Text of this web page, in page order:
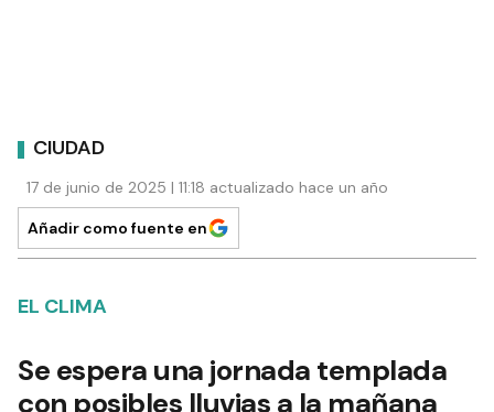
CIUDAD
17 de junio de 2025 | 11:18 actualizado hace un año
Añadir como fuente en
EL CLIMA
Se espera una jornada templada
con posibles lluvias a la mañana